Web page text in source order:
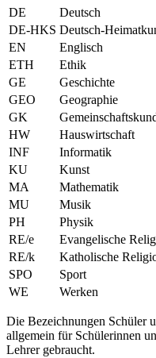
DE
Deutsch
DE-HKS Deutsch-
EN
Englisch
ETH
Ethik
GE
Geschichte
GEO
Geographie
GK
HW
Hauswirtschaft
INF
Informatik
KU
Kunst
MA
Mathematik
MU
Musik
PH
Physik
RE/e
Evangelische
RE/k
Katholische
SPO
Sport
WE
Werken
Die Bezeichnungen Schüler
allgemein für Schülerinnen
Lehrer gebraucht.